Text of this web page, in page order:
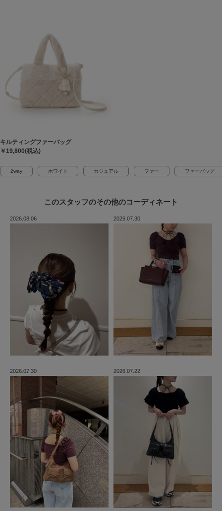
キルティングファーバッグ
￥19,800(税込)
2way ホワイト カジュアル ファー ファーバッグ
このスタッフのその他のコーディネート
2026.08.06 2026.07.30
2026.07.30 2026.07.22